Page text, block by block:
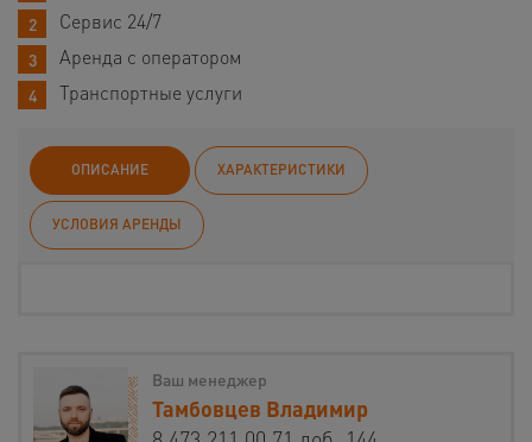
Сервис 24/7
Аренда с оператором
Транспортные услуги
ОПИСАНИЕ ХАРАКТЕРИСТИКИ
УСЛОВИЯ АРЕНДЫ
Ваш менеджер
Тамбовцев Владимир